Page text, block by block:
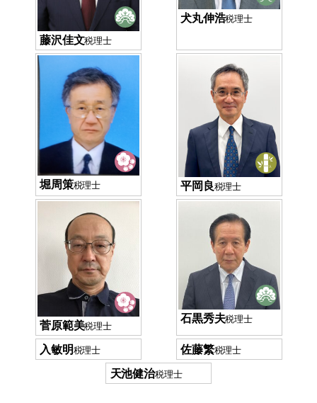
藤沢佳文税理士
犬丸伸浩税理士
堀周策税理士 平岡良税理士
菅原範美税理士
石黒秀夫税理士
入敏明税理士 佐藤繁税理士
天池健治税理士